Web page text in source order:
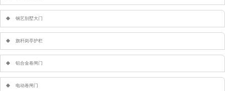
钢艺别墅大门
旗杆岗亭护栏
铝合金卷闸门
电动卷闸门